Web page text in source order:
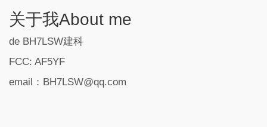
关于我About me
de BH7LSW建科
FCC: AF5YF
email：BH7LSW@qq.com